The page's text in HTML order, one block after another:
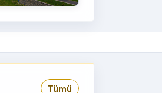
Tümü